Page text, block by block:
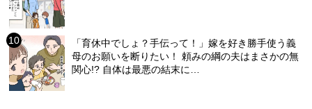
「育休中でしょ？手伝って！」嫁を好き勝手使う義
母のお願いを断りたい！ 頼みの綱の夫はまさかの無
関心!? 自体は最悪の結末に…